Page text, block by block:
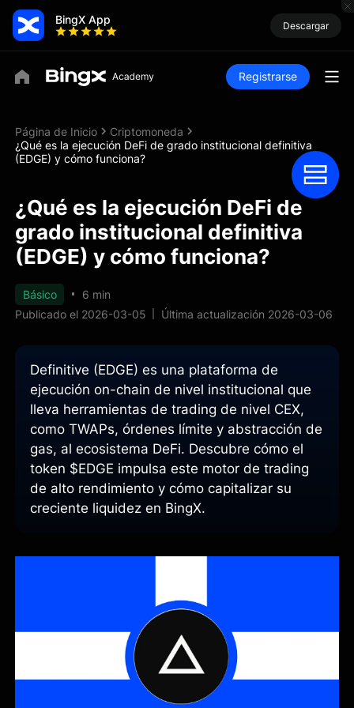
BingX App Descargar
Registrarse
Página de Inicio
Criptomoneda
¿Qué es la ejecución DeFi de grado institucional definitiva
(EDGE) y cómo funciona?
¿Qué es la ejecución DeFi de
grado institucional definitiva
(EDGE) y cómo funciona?
Básico
6 min
Publicado el 2026-03-05
Última actualización 2026-03-06
Definitive (EDGE) es una plataforma de
ejecución on-chain de nivel institucional que
lleva herramientas de trading de nivel CEX,
como TWAPs, órdenes límite y abstracción de
gas, al ecosistema DeFi. Descubre cómo el
token $EDGE impulsa este motor de trading
de alto rendimiento y cómo capitalizar su
creciente liquidez en BingX.